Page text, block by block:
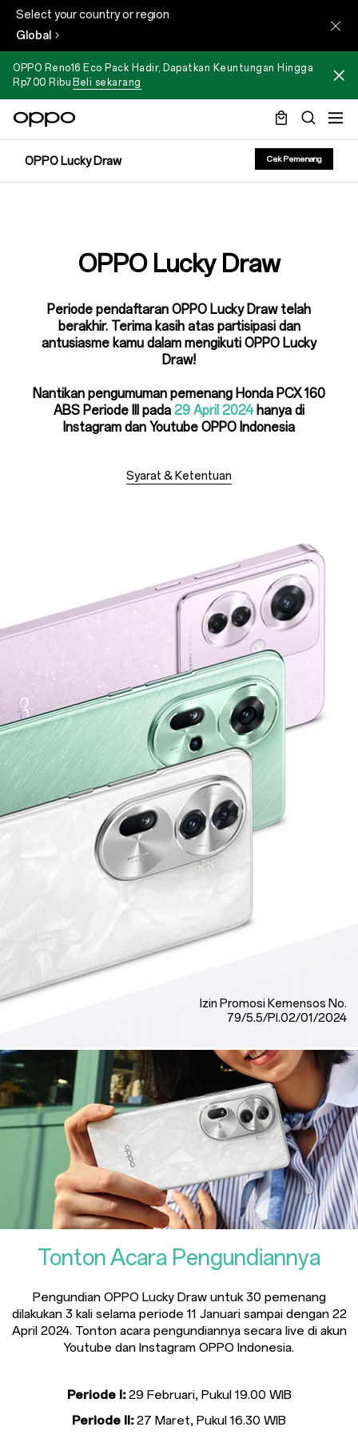
Select your country or region
Global
OPPO Reno16 Eco Pack Hadir, Dapatkan Keuntungan Hingga
Rp700 Ribu Beli sekarang
OPPO Lucky Draw Cek Pemenang
Izin Promosi Kemensos No.
79/5.5/PI.02/01/2024
OPPO Lucky Draw
Periode pendaftaran OPPO Lucky Draw telah
berakhir. Terima kasih atas partisipasi dan
antusiasme kamu dalam mengikuti OPPO Lucky
Draw!
Nantikan pengumuman pemenang Honda PCX 160
ABS Periode III pada 29 April 2024 hanya di
Instagram dan Youtube OPPO Indonesia
Syarat & Ketentuan
Tonton Acara Pengundiannya
Pengundian OPPO Lucky Draw untuk 30 pemenang
dilakukan 3 kali selama periode 11 Januari sampai dengan 22
April 2024. Tonton acara pengundiannya secara live diakun
Youtube dan Instagram OPPO Indonesia.
Periode I:29 Februari, Pukul 19.00 WIB
Periode II:27 Maret, Pukul 16.30 WIB